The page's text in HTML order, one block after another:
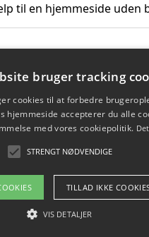
til en hjemmeside uden
2026 - Pilanto Aps
kontakt
Blog Betingelser
bruger tracking
cookies til at forbedre
hjemmeside accepterer du alle
med vores cookiepolitik.
STRENGT NØDVENDIGE
TILLAD IKKE
VIS DETALJER